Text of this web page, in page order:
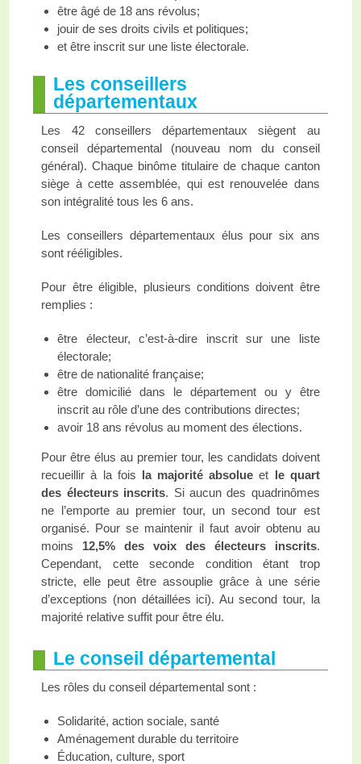
être âgé de 18 ans révolus;
jouir de ses droits civils et politiques;
et être inscrit sur une liste électorale.
Les conseillers
départementaux
Les 42 conseillers départementaux siègent au
conseil départemental (nouveau nom du conseil
général). Chaque binôme titulaire de chaque canton
siège à cette assemblée, qui est renouvelée dans
son intégralité tous les 6 ans.
Les conseillers départementaux élus pour six ans
sont rééligibles.
Pour être éligible, plusieurs conditions doivent être
remplies :
être électeur, c’est-à-dire inscrit sur une liste
électorale;
être de nationalité française;
être domicilié dans le département ou y être
inscrit au rôle d’une des contributions directes;
avoir 18 ans révolus au moment des élections.
Pour être élus au premier tour, les candidats doivent
recueillir à la fois la majorité absolue et le quart
des électeurs inscrits. Si aucun des quadrinômes
ne l’emporte au premier tour, un second tour est
organisé. Pour se maintenir il faut avoir obtenu au
moins 12,5% des voix des électeurs inscrits.
Cependant, cette seconde condition étant trop
stricte, elle peut être assouplie grâce à une série
d’exceptions (non détaillées ici). Au second tour, la
majorité relative suffit pour être élu.
Le conseil départemental
Les rôles du conseil départemental sont :
Solidarité, action sociale, santé
Aménagement durable du territoire
Éducation, culture, sport